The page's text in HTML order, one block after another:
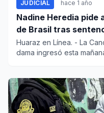
JUDICIAL hace 1 año
Nadine Heredia pide
de Brasil tras
Huaraz en Línea. - La
dama ingresó esta